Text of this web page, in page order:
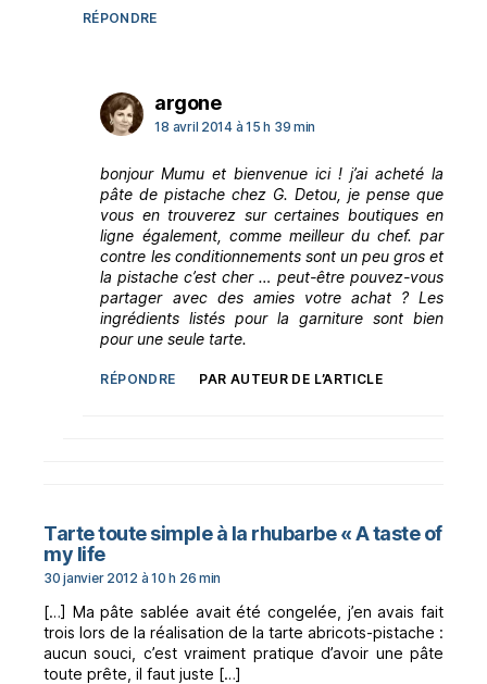
RÉPONDRE
argonedit :
18 avril 2014 à 15 h 39 min
bonjour Mumu et bienvenue ici ! j’ai acheté la
pâte de pistache chez G. Detou, je pense que
vous en trouverez sur certaines boutiques en
ligne également, comme meilleur du chef. par
contre les conditionnements sont un peu gros et
la pistache c’est cher … peut-être pouvez-vous
partager avec des amies votre achat ? Les
ingrédients listés pour la garniture sont bien
pour une seule tarte.
RÉPONDRE PAR AUTEUR DE L’ARTICLE
Tarte toute simple à la rhubarbe « A taste of
my lifedit :
30 janvier 2012 à 10 h 26 min
[…] Ma pâte sablée avait été congelée, j’en avais fait
trois lors de la réalisation de la tarte abricots-pistache :
aucun souci, c’est vraiment pratique d’avoir une pâte
toute prête, il faut juste […]